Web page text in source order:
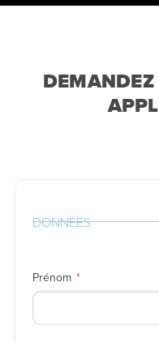
DEMANDEZ
DONNÉES
Prénom